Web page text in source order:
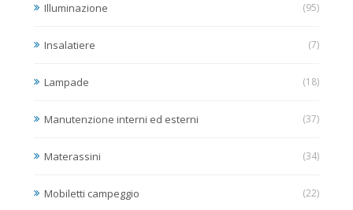
Illuminazione (95)
Insalatiere (7)
Lampade (18)
Manutenzione interni ed esterni (37)
Materassini (34)
Mobiletti campeggio (22)